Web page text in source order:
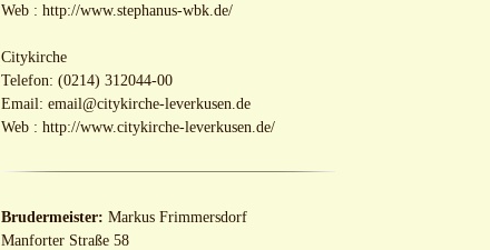
Web :http://www.stephanus-wbk.de/
Citykirche
Telefon: (0214) 312044-00
Email:email@citykirche-leverkusen.de
Web :http://www.citykirche-leverkusen.de/
Brudermeister: Markus Frimmersdorf
Manforter Straße 58